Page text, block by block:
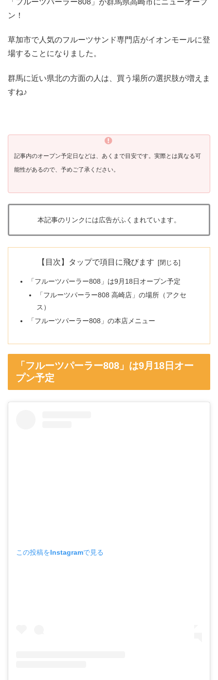
「フルーツパーラー808」が群馬県高崎市にニューオープ
ン！
草加市で人気のフルーツサンド専門店がイオンモールに登
場することになりました。
群馬に近い県北の方面の人は、買う場所の選択肢が増えま
すね♪
記事内のオープン予定日などは、あくまで目安です。実際とは異なる可
能性があるので、予めご了承ください。
本記事のリンクには広告がふくまれています。
【目次】タップで項目に飛びます
「フルーツパーラー808」は9月18日オープン予定
「フルーツパーラー808 高崎店」の場所（アクセ
ス）
「フルーツパーラー808」の本店メニュー
「フルーツパーラー808」は9月18日オー
プン予定
この投稿をInstagramで見る